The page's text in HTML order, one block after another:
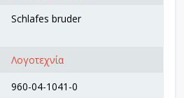
Schlafes bruder
Λογοτεχνία
960-04-1041-0